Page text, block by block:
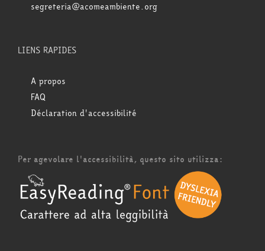
segreteria@acomeambiente.org
LIENS RAPIDES
A propos
FAQ
Déclaration d'accessibilité
Per agevolare l'accessibilità, questo sito utilizza: